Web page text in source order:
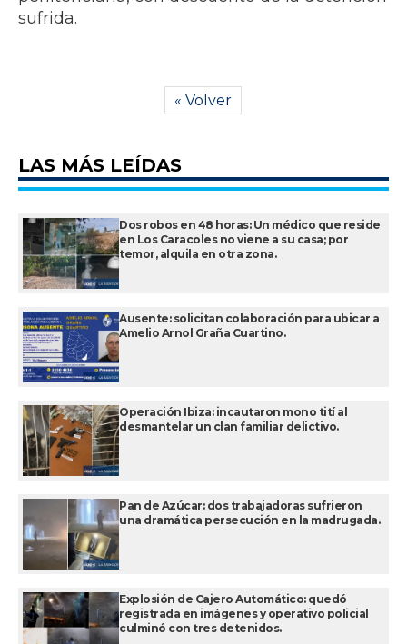
sufrida.
« Volver
LAS MÁS LEÍDAS
Dos robos en 48 horas: Un médico que reside
en Los Caracoles no viene a su casa; por
temor, alquila en otra zona.
Ausente: solicitan colaboración para ubicar a
Amelio Arnol Graña Cuartino.
Operación Ibiza: incautaron mono tití al
desmantelar un clan familiar delictivo.
Pan de Azúcar: dos trabajadoras sufrieron
una dramática persecución en la madrugada.
Explosión de Cajero Automático: quedó
registrada en imágenes y operativo policial
culminó con tres detenidos.